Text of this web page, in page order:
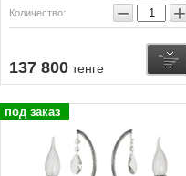
Количество: − +
137 800 тенге
под заказ